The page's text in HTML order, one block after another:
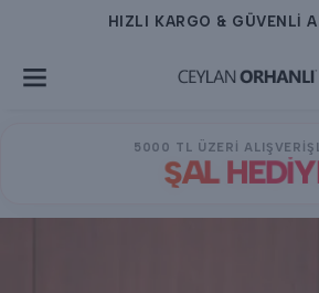
HIZLI KARGO & GÜVENLİ
5000 TL ÜZERİ
ŞAL